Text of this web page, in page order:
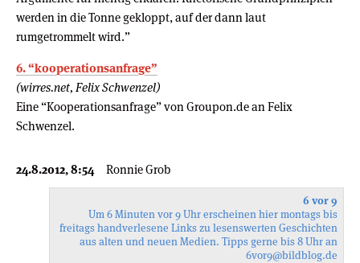
werden in die Tonne gekloppt, auf der dann laut
rumgetrommelt wird.”
6. “kooperationsanfrage”
(wirres.net, Felix Schwenzel)
Eine “Kooperationsanfrage” von Groupon.de an Felix
Schwenzel.
24.8.2012, 8:54 Ronnie Grob
6 vor 9
Um 6 Minuten vor 9 Uhr erscheinen hier montags bis
freitags handverlesene Links zu lesenswerten Geschichten
aus alten und neuen Medien. Tipps gerne bis 8 Uhr an
6vor9@bildblog.de